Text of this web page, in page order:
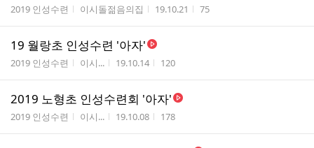
게시판명
2019 인성수련 작성자
이시돌젊음의집 작성시간
19.10.21 조회수
75
19 월랑초 인성수련 '아자'
게시판명
2019 인성수련 작성자
이시... 작성시간
19.10.14 조회수
120
2019 노형초 인성수련회 '아자'
게시판명
2019 인성수련 작성자
이시... 작성시간
19.10.08 조회수
178